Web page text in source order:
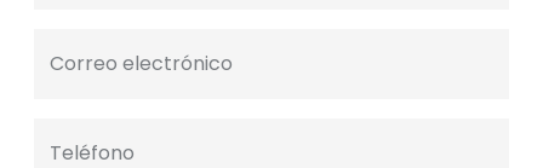
Correo electrónico
Teléfono